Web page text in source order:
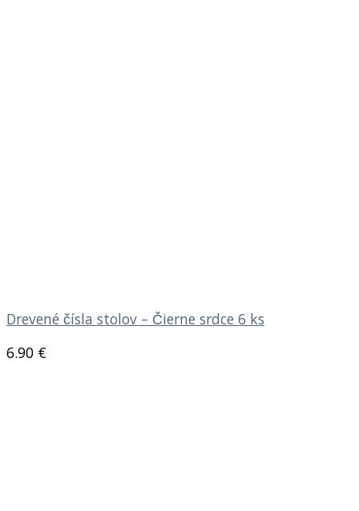
Drevené čísla stolov – Čierne srdce 6 ks
6.90 €